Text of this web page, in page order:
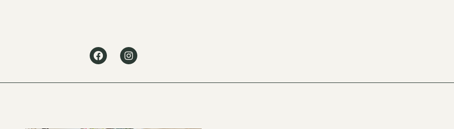
FacebookInstagram